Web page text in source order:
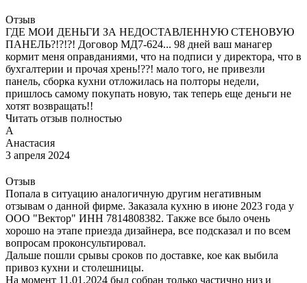
Отзыв
ГДЕ МОИ ДЕНЬГИ ЗА НЕДОСТАВЛЕННУЮ СТЕНОВУЮ
ПАНЕЛЬ?!?!?! Договор МД7-624... 98 дней ваш манагер
кормит меня оправданиями, что на подписи у директора, что в
бухгалтерии и прочая хрень!??! мало того, не привезли
панель, сборка кухни отложилась на полторы недели,
пришлось самому покупать новую, так теперь еще деньги не
хотят возвращать!!
Читать отзыв полностью
А
Анастасия
3 апреля 2024
Отзыв
Попала в ситуацию аналогичную другим негативным
отзывам о данной фирме. Заказала кухню в июне 2023 года у
ООО "Вектор" ИНН 7814808382. Также все было очень
хорошо на этапе приезда дизайнера, все подсказал и по всем
вопросам проконсультировал.
Дальше пошли срывы сроков по доставке, кое как выбила
привоз кухни и столешницы.
На момент 11.01.2024 был собран только частично низ и